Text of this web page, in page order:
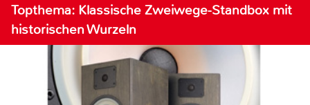
Topthema: Klassische Zweiwege-Standbox mit
historischen Wurzeln